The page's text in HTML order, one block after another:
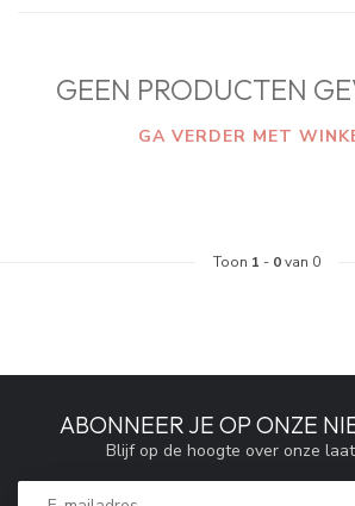
GEEN PRODUCTEN
GA VERDER MET
Toon 1 - 0van 0
ABONNEER JE OP ONZE
Blijf op de hoogte over onze